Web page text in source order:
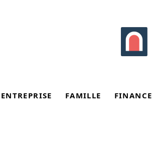
ENTREPRISE FAMILLE FINANCE